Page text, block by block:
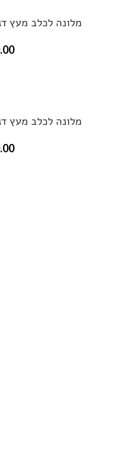
מלונה לכלב מעץ
מלונה לכלב מעץ